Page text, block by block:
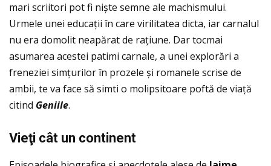
mari scriitori pot fi niște semne ale machismului.
Urmele unei educaţii în care virilitatea dicta, iar carnalul
nu era domolit neapărat de raţiune. Dar tocmai
asumarea acestei patimi carnale, a unei explorări a
freneziei simţurilor în prozele și romanele scrise de
ambii, te va face să simti o molipsitoare poftă de viaţă
citind Geniile.
Vieţi cât un continent